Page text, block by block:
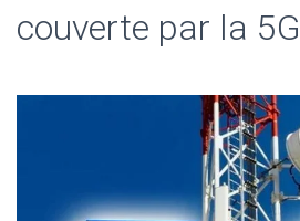
couverte par la